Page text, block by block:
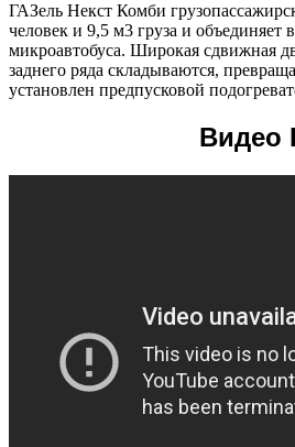
ГАЗель Некст Комби
человек и 9,5 м3 груза и объединяет
микроавтобуса. Широкая сдвижная
заднего ряда складываются,
установлен предпусковой
Видео